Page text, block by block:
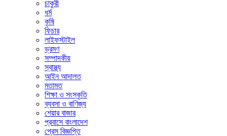
চাকুরী
ধর্ম
কৃষি
ফিচার
লাইফস্টাইল
ভ্রমণ
সম্পাদকীয়
স্বাস্থ্য
আইন আদালত
মতামত
শিক্ষা ও সংস্কৃতি
ব্যবসা ও বাণিজ্য
শেয়ার বাজার
প্রবাসে বাংলাদেশ
প্রেস বিজ্ঞপ্তি